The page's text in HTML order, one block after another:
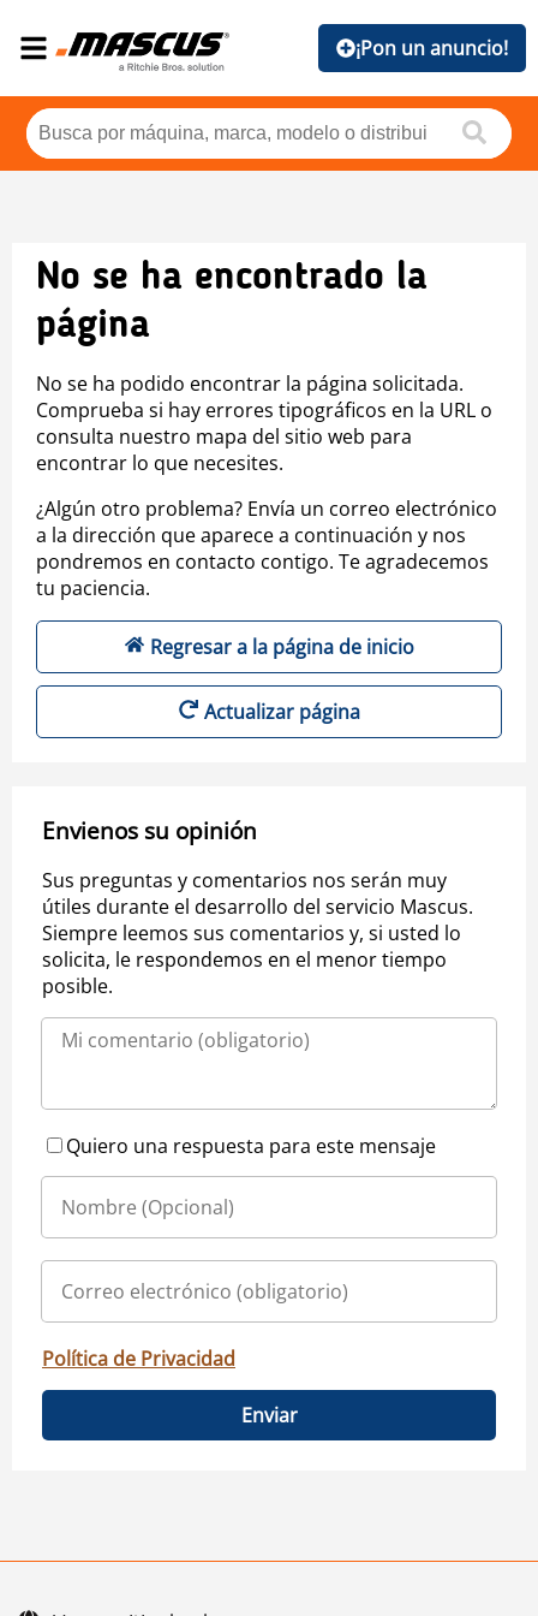
¡Pon un anuncio!
No se ha encontrado la
página
No se ha podido encontrar la página solicitada.
Comprueba si hay errores tipográficos en la URL o
consulta nuestro mapa del sitio web para
encontrar lo que necesites.
¿Algún otro problema? Envía un correo electrónico
a la dirección que aparece a continuación y nos
pondremos en contacto contigo. Te agradecemos
tu paciencia.
Regresar a la página de inicio
Actualizar página
Envienos su opinión
Sus preguntas y comentarios nos serán muy
útiles durante el desarrollo del servicio Mascus.
Siempre leemos sus comentarios y, si usted lo
solicita, le respondemos en el menor tiempo
posible.
Quiero una respuesta para este mensaje
Política de Privacidad
Enviar